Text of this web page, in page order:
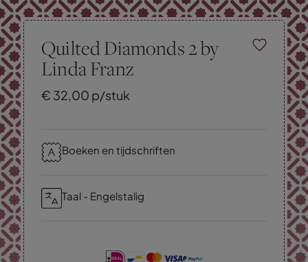
Quilted Diamonds 2 by
Linda Franz
€ 32,00 p/stuk
Boeken en tijdschriften
Taal - Engelstalig